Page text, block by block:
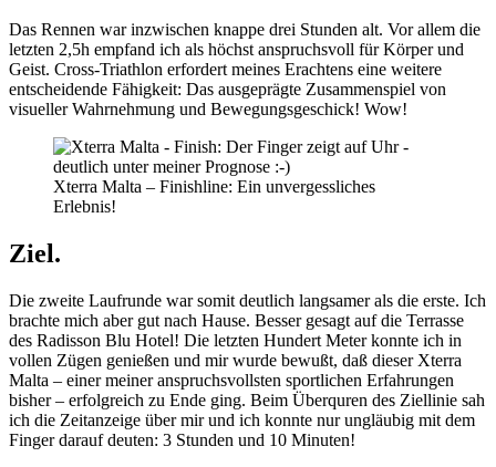
Das Rennen war inzwischen knappe drei Stunden alt. Vor allem die
letzten 2,5h empfand ich als höchst anspruchsvoll für Körper und
Geist. Cross-Triathlon erfordert meines Erachtens eine weitere
entscheidende Fähigkeit: Das ausgeprägte Zusammenspiel von
visueller Wahrnehmung und Bewegungsgeschick! Wow!
Xterra Malta – Finishline: Ein unvergessliches
Erlebnis!
Ziel.
Die zweite Laufrunde war somit deutlich langsamer als die erste. Ich
brachte mich aber gut nach Hause. Besser gesagt auf die Terrasse
des Radisson Blu Hotel! Die letzten Hundert Meter konnte ich in
vollen Zügen genießen und mir wurde bewußt, daß dieser Xterra
Malta – einer meiner anspruchsvollsten sportlichen Erfahrungen
bisher – erfolgreich zu Ende ging. Beim Überquren des Ziellinie sah
ich die Zeitanzeige über mir und ich konnte nur ungläubig mit dem
Finger darauf deuten: 3 Stunden und 10 Minuten!